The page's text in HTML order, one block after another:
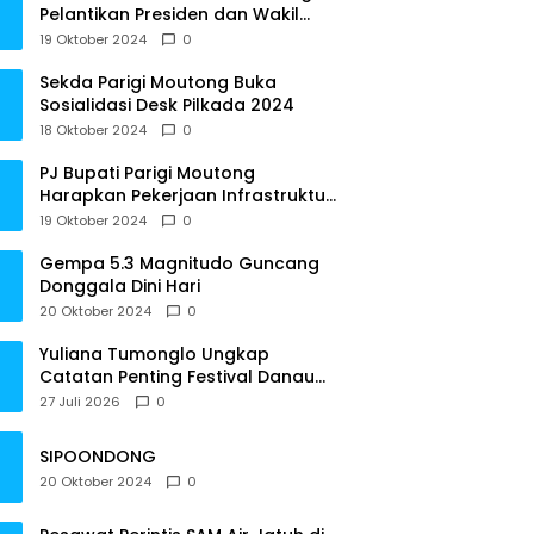
Pelantikan Presiden dan Wakil
Presiden RI
19 Oktober 2024 0
Sekda Parigi Moutong Buka
Sosialidasi Desk Pilkada 2024
18 Oktober 2024 0
PJ Bupati Parigi Moutong
Harapkan Pekerjaan Infrastruktur
Tepat Waktu
19 Oktober 2024 0
Gempa 5.3 Magnitudo Guncang
Donggala Dini Hari
20 Oktober 2024 0
Yuliana Tumonglo Ungkap
Catatan Penting Festival Danau
Lindu: Parkir hingga Toilet Harus
27 Juli 2026 0
SIPOONDONG
20 Oktober 2024 0